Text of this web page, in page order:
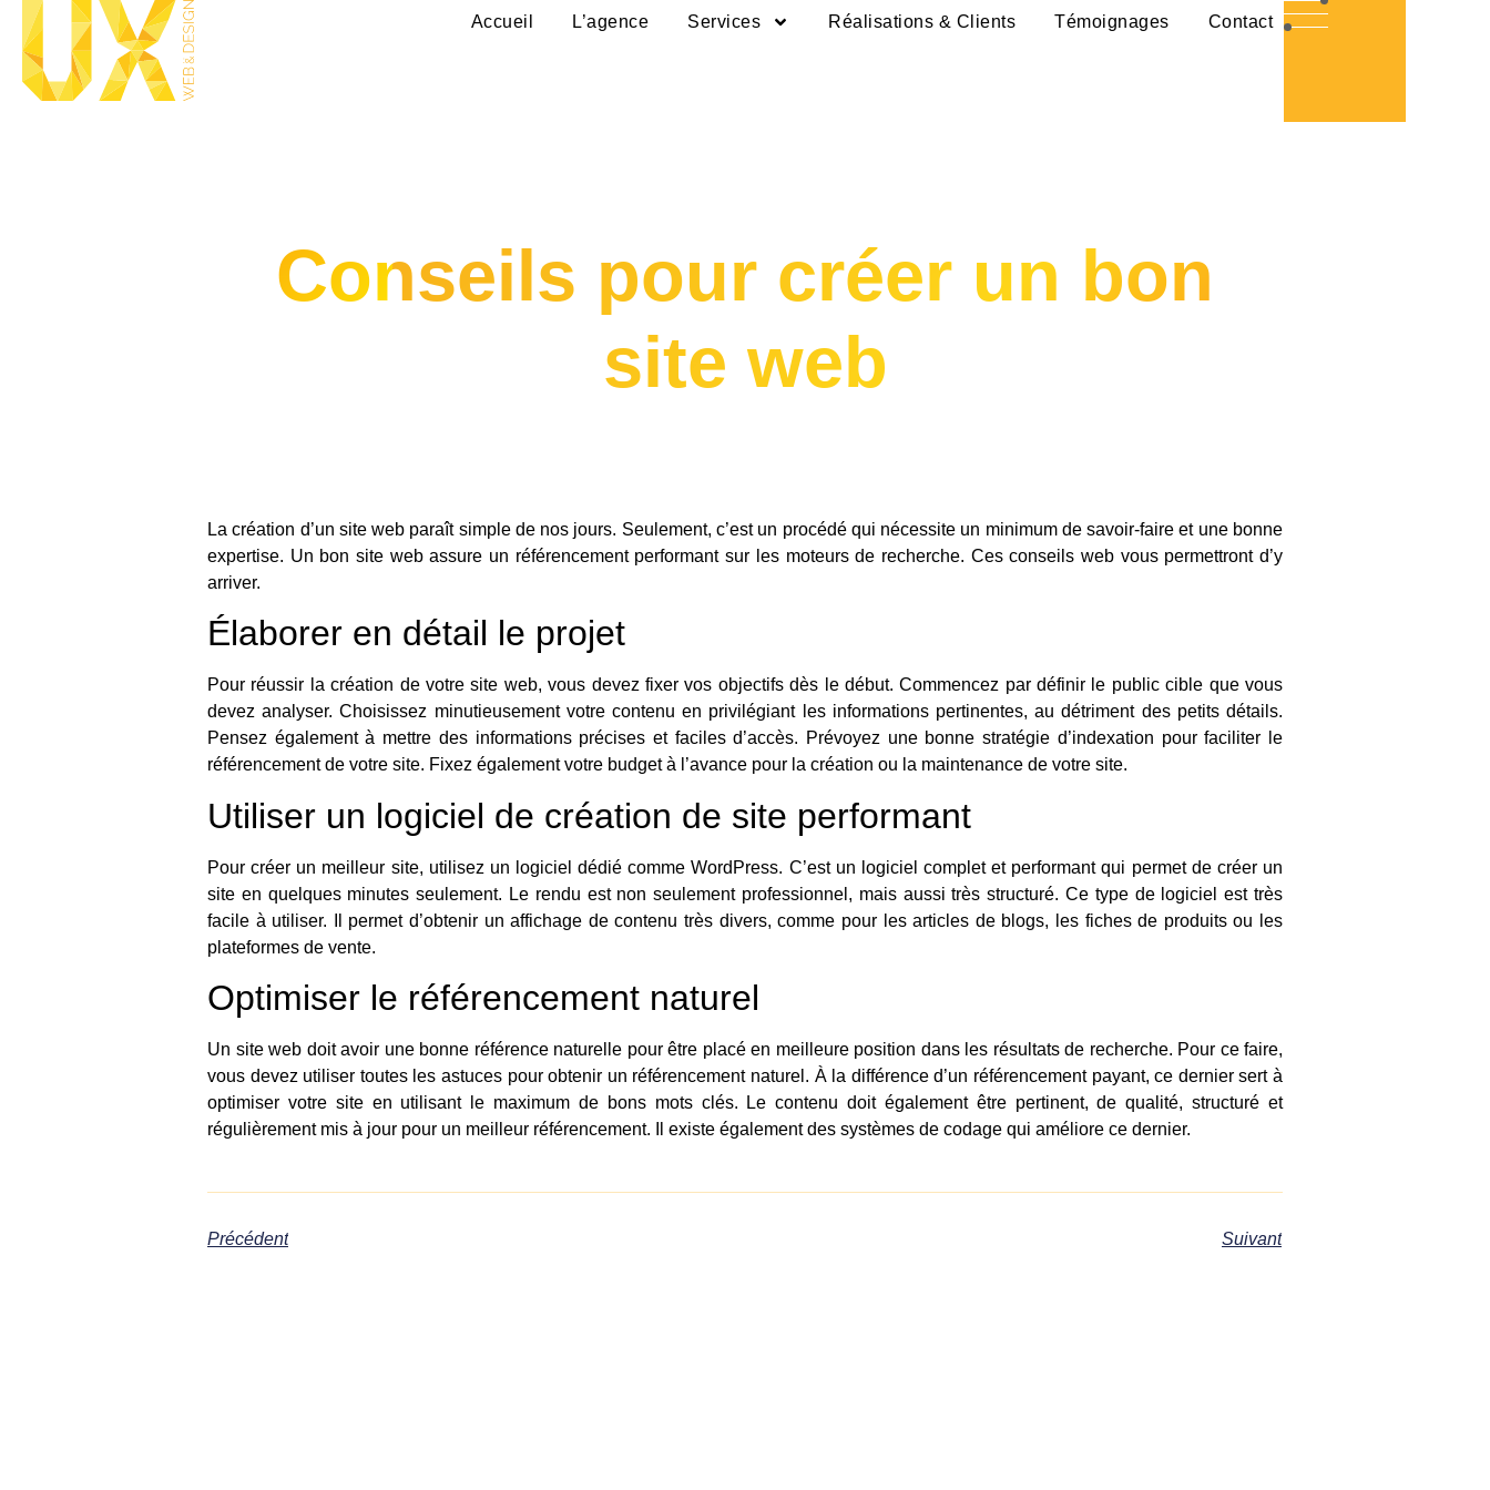
Accueil L’agence Services Réalisations & Clients Témoignages Contact
Conseils pour créer un bon
site web
La création d’un site web paraît simple de nos jours. Seulement, c’est un procédé qui nécessite un minimum de savoir-faire et une bonne
expertise. Un bon site web assure un référencement performant sur les moteurs de recherche. Ces conseils web vous permettront d’y
arriver.
Élaborer en détail le projet
Pour réussir la création de votre site web, vous devez fixer vos objectifs dès le début. Commencez par définir le public cible que vous
devez analyser. Choisissez minutieusement votre contenu en privilégiant les informations pertinentes, au détriment des petits détails.
Pensez également à mettre des informations précises et faciles d’accès. Prévoyez une bonne stratégie d’indexation pour faciliter le
référencement de votre site. Fixez également votre budget à l’avance pour la création ou la maintenance de votre site.
Utiliser un logiciel de création de site performant
Pour créer un meilleur site, utilisez un logiciel dédié comme WordPress. C’est un logiciel complet et performant qui permet de créer un
site en quelques minutes seulement. Le rendu est non seulement professionnel, mais aussi très structuré. Ce type de logiciel est très
facile à utiliser. Il permet d’obtenir un affichage de contenu très divers, comme pour les articles de blogs, les fiches de produits ou les
plateformes de vente.
Optimiser le référencement naturel
Un site web doit avoir une bonne référence naturelle pour être placé en meilleure position dans les résultats de recherche. Pour ce faire,
vous devez utiliser toutes les astuces pour obtenir un référencement naturel. À la différence d’un référencement payant, ce dernier sert à
optimiser votre site en utilisant le maximum de bons mots clés. Le contenu doit également être pertinent, de qualité, structuré et
régulièrement mis à jour pour un meilleur référencement. Il existe également des systèmes de codage qui améliore ce dernier.
Précédent Suivant